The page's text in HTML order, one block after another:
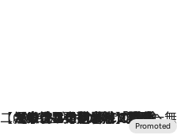
【CREA×星野リゾート】唯一無二。癒しと発見が待つ場所へ
2026.8.7
【トンボの足水浴】ヒノキの香りに包まれて涼感マックス！約13℃の湧水かけ流しを避暑地「星野温泉 トンボの湯」で体験